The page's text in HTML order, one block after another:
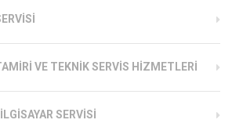
VE TEKNIK SERVIS HIZMETLERI
SERVISI